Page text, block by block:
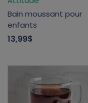
Bain moussant pour
enfants
13,99$